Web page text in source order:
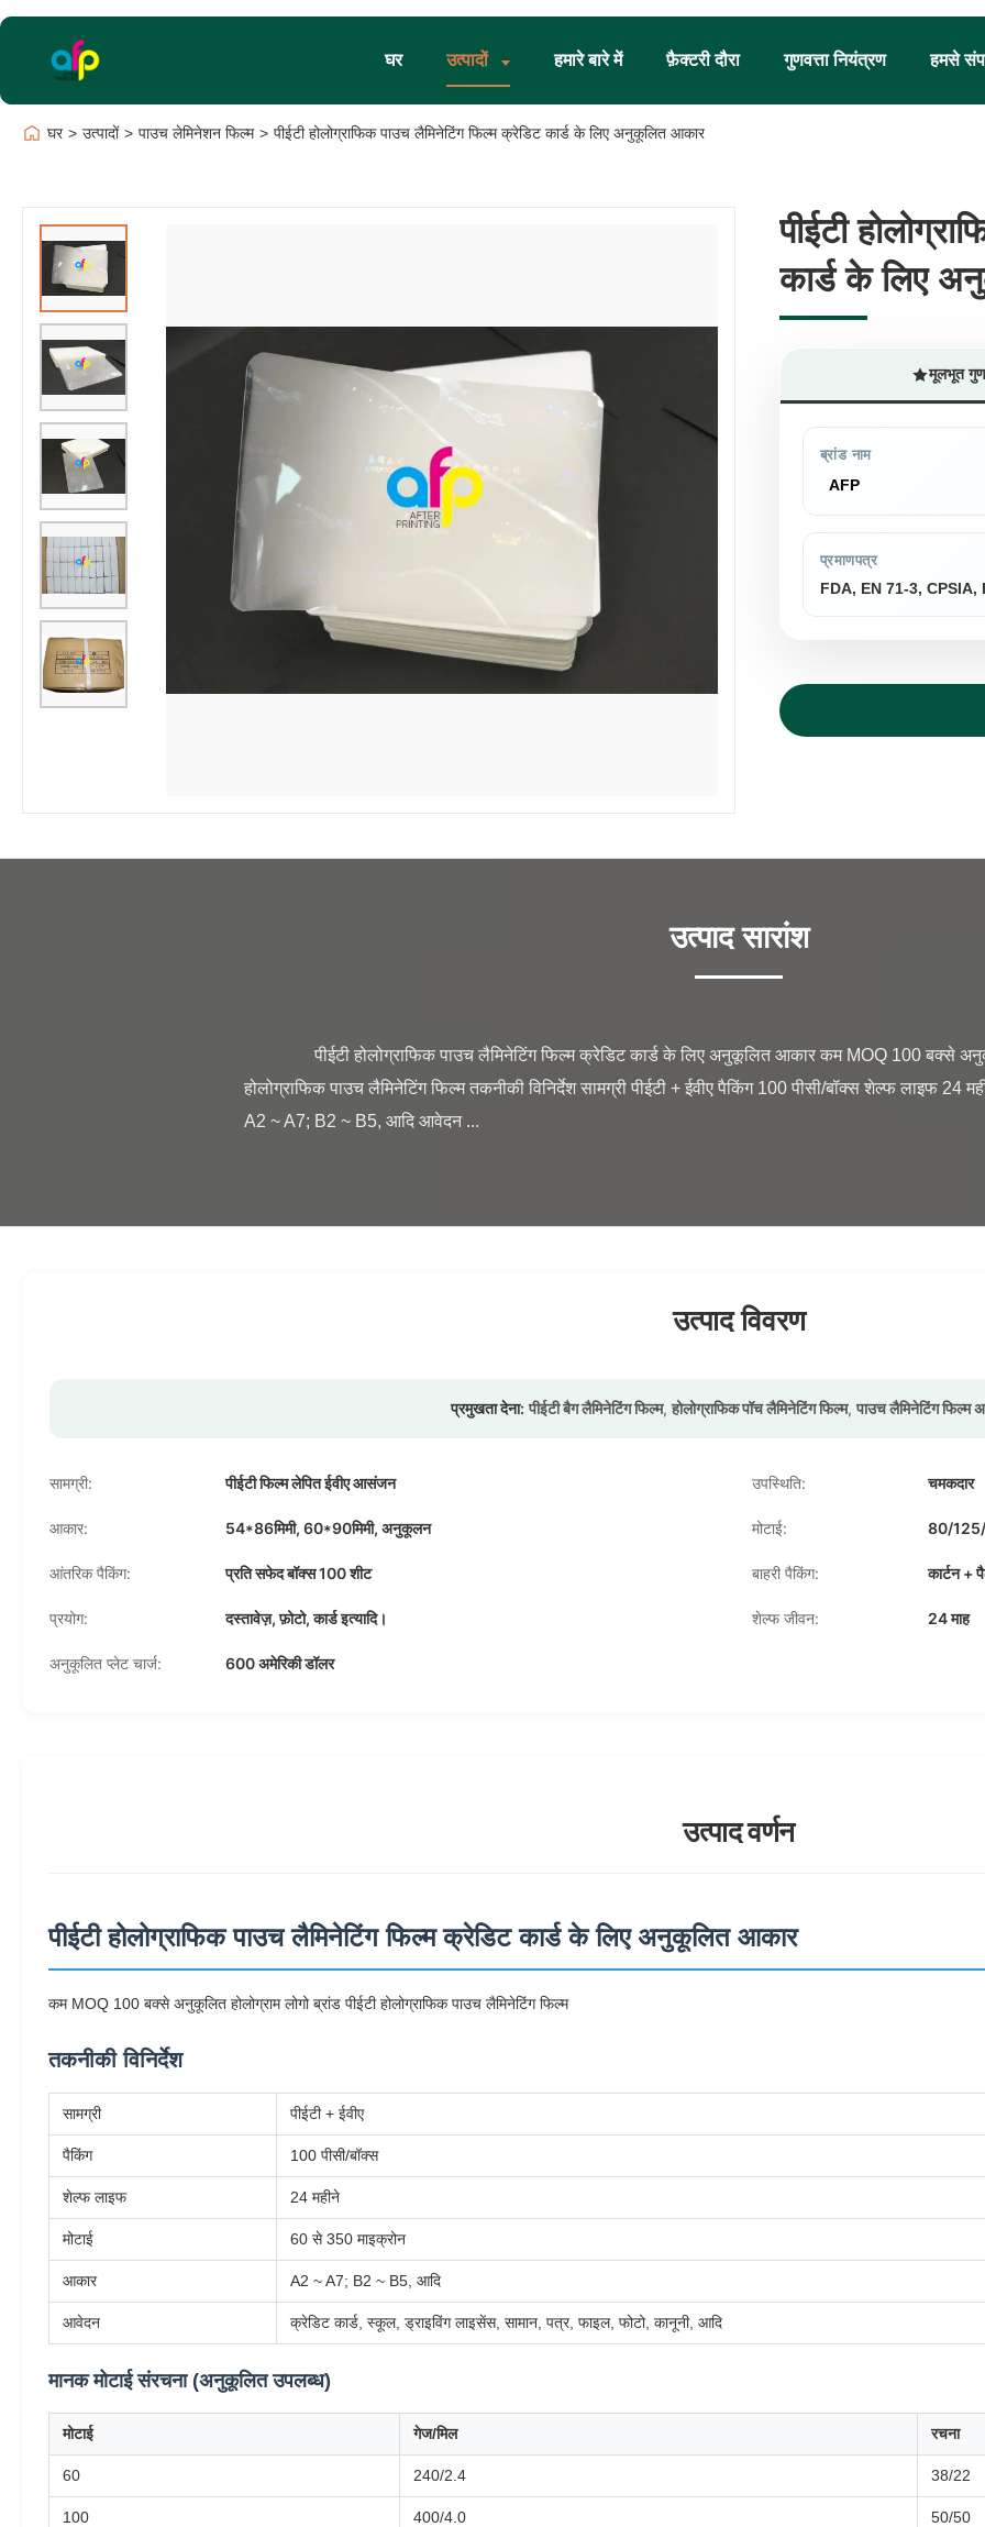
घर उत्पादों हमारे बारे में फ़ैक्टरी दौरा गुणवत्ता नियंत्रण हमसे
घर > उत्पादों > पाउच लेमिनेशन फिल्म > पीईटी होलोग्राफिक पाउच लैमिनेटिंग फिल्म क्रेडिट कार्ड के लिए अनुकूलित आकार
पीईटी
कार्ड के लिए
पीईटी
कार्ड के लिए
मूलभूत
ब्रांड नाम
AFP
प्रमाणपत्र
FDA, EN 71-3, CPSIA,
उत्पाद सारांश
होलोग्राफिक पाउच लैमिनेटिंग फिल्म तकनीकी विनिर्देश सामग्री पीईटी + ईवीए पैकिंग 100 पीसी/बॉक्स शेल्फ लाइफ 24
A2 ~ A7; B2 ~ B5, आदि आवेदन ...
उत्पाद विवरण
प्रमुखता देना: पीईटी बैग लैमिनेटिंग फिल्म, होलोग्राफिक पॉच लैमिनेटिंग फिल्म, पाउच लैमिनेटिंग फिल्म
सामग्री: पीईटी फिल्म लेपित ईवीए आसंजन उपस्थिति: चमकदार
आकार: 54*86मिमी, 60*90मिमी, अनुकूलन मोटाई: 80/125/
आंतरिक पैकिंग: प्रति सफेद बॉक्स 100 शीट बाहरी पैकिंग: कार्टन +
प्रयोग: दस्तावेज़, फ़ोटो, कार्ड इत्यादि। शेल्फ जीवन: 24 माह
अनुकूलित प्लेट चार्ज: 600 अमेरिकी डॉलर
उत्पाद वर्णन
पीईटी होलोग्राफिक पाउच लैमिनेटिंग फिल्म क्रेडिट कार्ड के लिए अनुकूलित आकार
कम MOQ 100 बक्से अनुकूलित होलोग्राम लोगो ब्रांड पीईटी होलोग्राफिक पाउच लैमिनेटिंग फिल्म
तकनीकी विनिर्देश
सामग्री पीईटी + ईवीए
पैकिंग 100 पीसी/बॉक्स
शेल्फ लाइफ 24 महीने
मोटाई 60 से 350 माइक्रोन
आकार A2 ~ A7; B2 ~ B5, आदि
आवेदन क्रेडिट कार्ड, स्कूल, ड्राइविंग लाइसेंस, सामान, पत्र, फाइल, फोटो, कानूनी, आदि
मानक मोटाई संरचना (अनुकूलित उपलब्ध)
मोटाई गेज/मिल रचना
60 240/2.4 38/22
100 400/4.0 50/50